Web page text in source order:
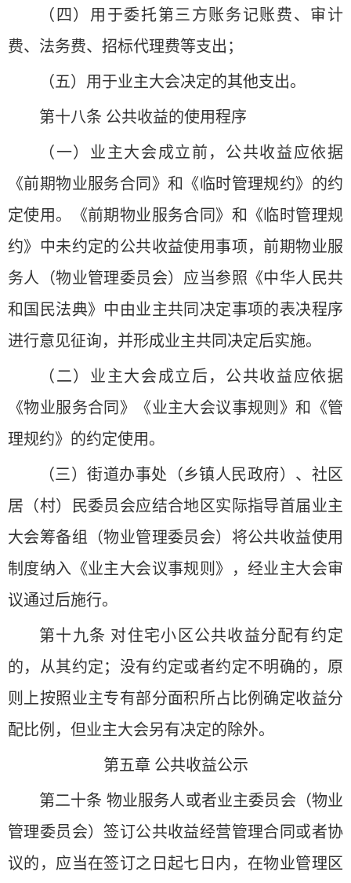
（四）用于委托第三方账务记账费、审计
费、法务费、招标代理费等支出；
（五）用于业主大会决定的其他支出。
第十八条 公共收益的使用程序
（一）业主大会成立前，公共收益应依据
《前期物业服务合同》和《临时管理规约》的约
定使用。《前期物业服务合同》和《临时管理规
约》中未约定的公共收益使用事项，前期物业服
务人（物业管理委员会）应当参照《中华人民共
和国民法典》中由业主共同决定事项的表决程序
进行意见征询，并形成业主共同决定后实施。
（二）业主大会成立后，公共收益应依据
《物业服务合同》《业主大会议事规则》和《管
理规约》的约定使用。
（三）街道办事处（乡镇人民政府）、社区
居（村）民委员会应结合地区实际指导首届业主
大会筹备组（物业管理委员会）将公共收益使用
制度纳入《业主大会议事规则》，经业主大会审
议通过后施行。
第十九条 对住宅小区公共收益分配有约定
的，从其约定；没有约定或者约定不明确的，原
则上按照业主专有部分面积所占比例确定收益分
配比例，但业主大会另有决定的除外。
第五章 公共收益公示
第二十条 物业服务人或者业主委员会（物业
管理委员会）签订公共收益经营管理合同或者协
议的，应当在签订之日起七日内，在物业管理区